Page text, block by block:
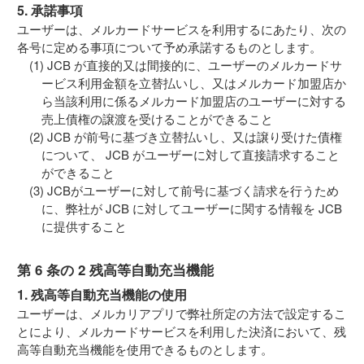
5. 承諾事項
ユーザーは、メルカードサービスを利用するにあたり、次の
各号に定める事項について予め承諾するものとします。
JCB が直接的又は間接的に、ユーザーのメルカードサ
ービス利用金額を立替払いし、又はメルカード加盟店か
ら当該利用に係るメルカード加盟店のユーザーに対する
売上債権の譲渡を受けることができること
JCB が前号に基づき立替払いし、又は譲り受けた債権
について、 JCB がユーザーに対して直接請求すること
ができること
JCBがユーザーに対して前号に基づく請求を行うため
に、弊社が JCB に対してユーザーに関する情報を JCB
に提供すること
第 6 条の 2 残高等自動充当機能
1. 残高等自動充当機能の使用
ユーザーは、メルカリアプリで弊社所定の方法で設定するこ
とにより、メルカードサービスを利用した決済において、残
高等自動充当機能を使用できるものとします。